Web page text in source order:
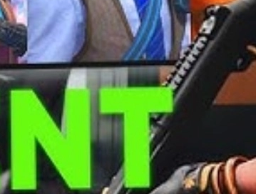
có giá cao nhất trên thị trường.